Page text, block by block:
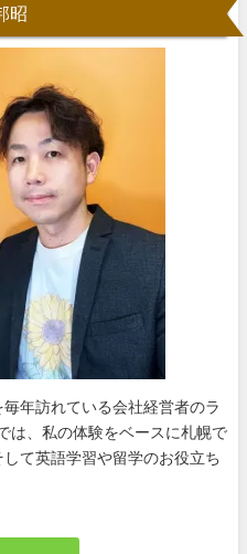
昭
年訪れている会社経営者のラ
は、私の体験をベースに札幌で
て英語学習や留学のお役立ち